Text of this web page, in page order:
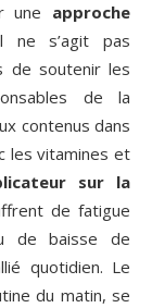
une approche
ne s’agit pas
de soutenir les
de la
contenus dans
les vitamines et
sur la
de fatigue
de baisse de
quotidien. Le
du matin, se